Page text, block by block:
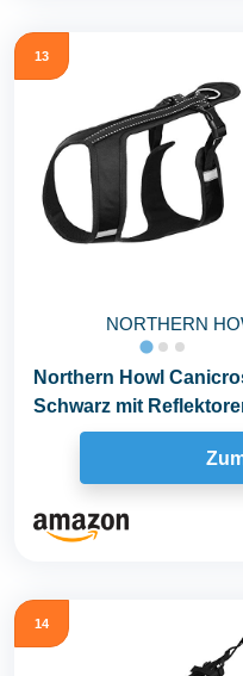
13
NORTHERN
Northern Howl
Schwarz mit
14